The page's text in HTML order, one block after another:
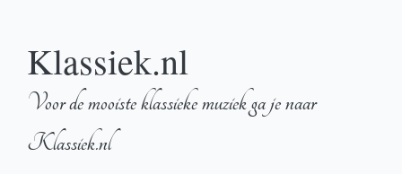
Klassiek.nl
Voor de mooiste klassieke muziek ga je naar
Klassiek.nl